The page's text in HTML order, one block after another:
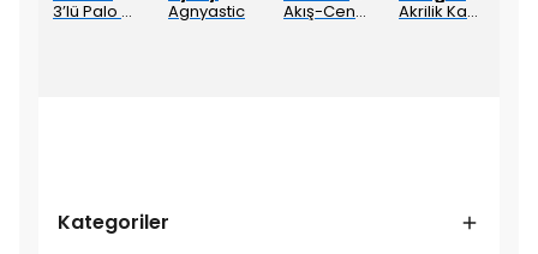
3’lü Palo Santo Agnyastic Akış-Cengizhan Özcan Akrilik Kaktüs #01
Kategoriler